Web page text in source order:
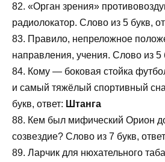
82. «Орган зрения»
радиолокатор. Слово из 5 букв,
83. Правило, непреложное
направления, учения. Слово из 5
84. Кому — боковая стойка
и самый тяжёлый спортивный
букв, ответ: Штанга
88. Кем был мифический Орион
созвездие? Слово из 7 букв,
89. Ларчик для нюхательного